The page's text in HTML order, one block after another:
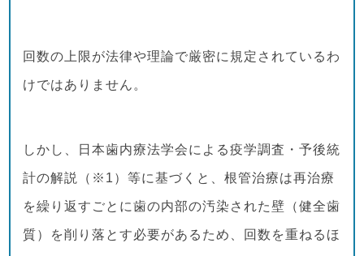
回数の上限が法律や理論で厳密に規定されているわ
けではありません。
しかし、日本歯内療法学会による疫学調査・予後統
計の解説（※1）等に基づくと、根管治療は再治療
を繰り返すごとに歯の内部の汚染された壁（健全歯
質）を削り落とす必要があるため、回数を重ねるほ